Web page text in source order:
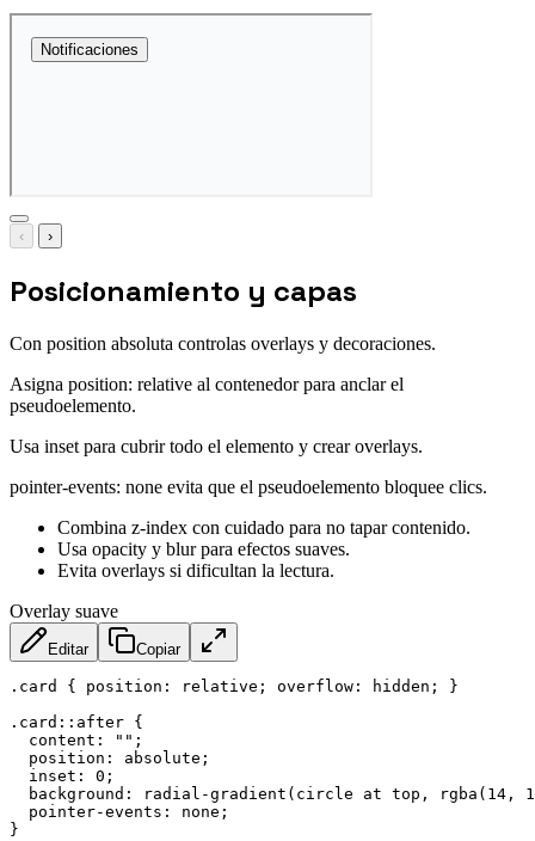
‹ ›
Posicionamiento y capas
Con position absoluta controlas overlays y decoraciones.
Asigna position: relative al contenedor para anclar el
pseudoelemento.
Usa inset para cubrir todo el elemento y crear overlays.
pointer-events: none evita que el pseudoelemento bloquee clics.
Combina z-index con cuidado para no tapar contenido.
Usa opacity y blur para efectos suaves.
Evita overlays si dificultan la lectura.
Overlay suave
Editar Copiar
.card { position : relative ; overflow : hidden ;
}
.card::after {
content : "" ;
position : absolute ;
inset : 0 ;
background : radial-gradient ( circle at top , rgba ( 14 ,
pointer-events : none ;
}